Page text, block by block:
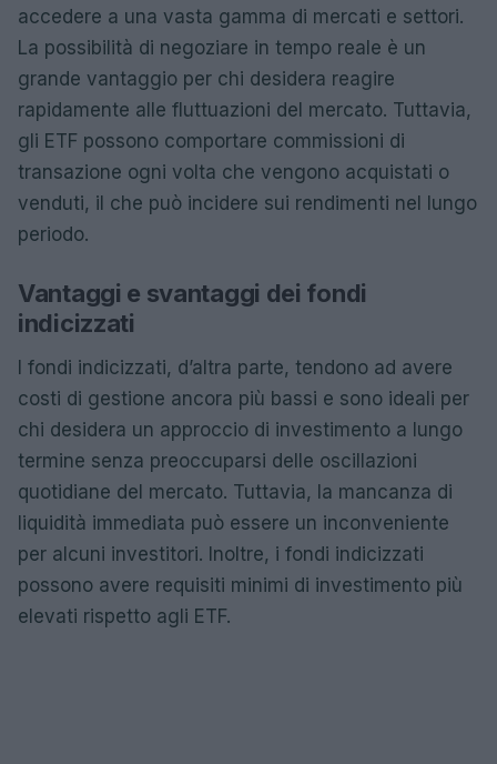
accedere a una vasta gamma di mercati e settori.
La possibilità di negoziare in tempo reale è un
grande vantaggio per chi desidera reagire
rapidamente alle fluttuazioni del mercato. Tuttavia,
gli ETF possono comportare commissioni di
transazione ogni volta che vengono acquistati o
venduti, il che può incidere sui rendimenti nel lungo
periodo.
Vantaggi e svantaggi dei fondi
indicizzati
I fondi indicizzati, d’altra parte, tendono ad avere
costi di gestione ancora più bassi e sono ideali per
chi desidera un approccio di investimento a lungo
termine senza preoccuparsi delle oscillazioni
quotidiane del mercato. Tuttavia, la mancanza di
liquidità immediata può essere un inconveniente
per alcuni investitori. Inoltre, i fondi indicizzati
possono avere requisiti minimi di investimento più
elevati rispetto agli ETF.